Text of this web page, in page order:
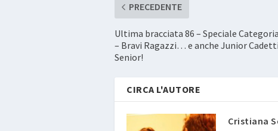
PRECEDENTE
Ultima bracciata 86 – Speciale
– Bravi Ragazzi… e anche Junior
Senior!
CIRCA L'AUTORE
Cristiana